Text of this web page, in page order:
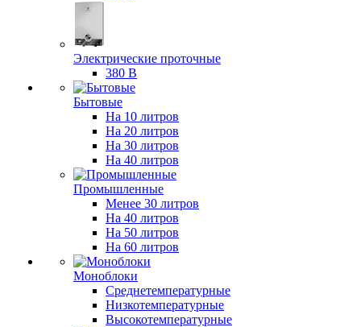
Электрические проточные
380 В
Бытовые
На 10 литров
На 20 литров
На 30 литров
На 40 литров
Промышленные
Менее 30 литров
На 40 литров
На 50 литров
На 60 литров
Моноблоки
Среднетемпературные
Низкотемпературные
Высокотемпературные